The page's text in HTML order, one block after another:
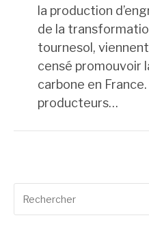
la production
de la
tournesol,
censé promouvoir
carbone en
producteurs…